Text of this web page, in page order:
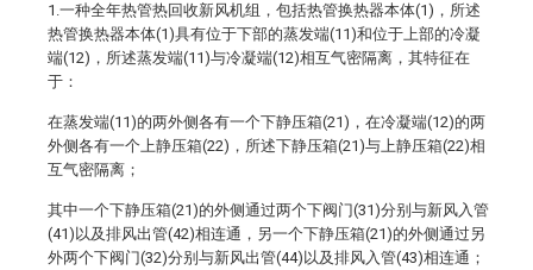
1.一种全年热管热回收新风机组，包括热管换热器本体(1)，所述
热管换热器本体(1)具有位于下部的蒸发端(11)和位于上部的冷凝
端(12)，所述蒸发端(11)与冷凝端(12)相互气密隔离，其特征在
于：
在蒸发端(11)的两外侧各有一个下静压箱(21)，在冷凝端(12)的两
外侧各有一个上静压箱(22)，所述下静压箱(21)与上静压箱(22)相
互气密隔离；
其中一个下静压箱(21)的外侧通过两个下阀门(31)分别与新风入管
(41)以及排风出管(42)相连通，另一个下静压箱(21)的外侧通过另
外两个下阀门(32)分别与新风出管(44)以及排风入管(43)相连通；